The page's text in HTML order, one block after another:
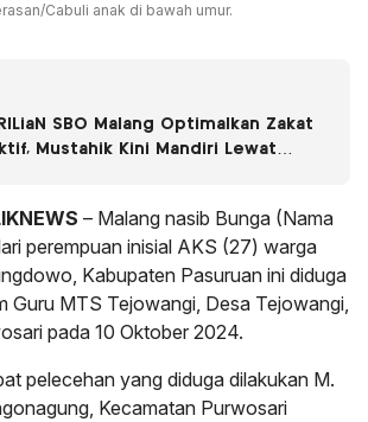
Cabuli anak di bawah umur.
SBO Malang Optimalkan Zakat
Mustahik Kini Mandiri Lewat
– Malang nasib Bunga (Nama
perempuan inisial AKS (27) warga
Kabupaten Pasuruan ini diduga
Guru MTS Tejowangi, Desa Tejowangi,
pada 10 Oktober 2024.
pelecehan yang diduga dilakukan M.
Kecamatan Purwosari